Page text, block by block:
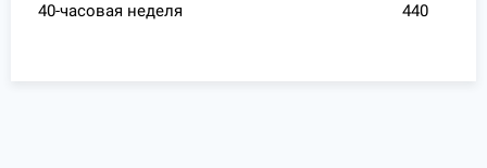
40-часовая неделя
440